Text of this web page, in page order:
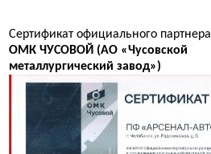
Сертификат официального партнера
ОМК ЧУСОВОЙ (АО «Чусовской
металлургический завод»)